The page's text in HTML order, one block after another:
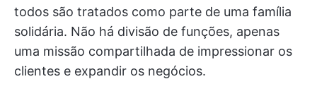
todos são tratados como parte de uma família
solidária. Não há divisão de funções, apenas
uma missão compartilhada de impressionar os
clientes e expandir os negócios.